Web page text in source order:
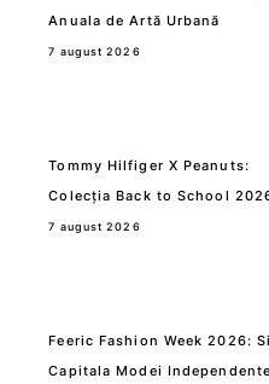
Anuala de Artă Urbană
7 august 2026
Tommy Hilfiger X Peanuts:
Colecția Back to School
7 august 2026
Feeric Fashion Week 2026:
Capitala Modei Independente